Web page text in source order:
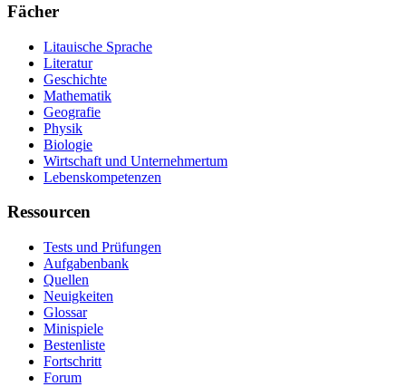
Fächer
Litauische Sprache
Literatur
Geschichte
Mathematik
Geografie
Physik
Biologie
Wirtschaft und Unternehmertum
Lebenskompetenzen
Ressourcen
Tests und Prüfungen
Aufgabenbank
Quellen
Neuigkeiten
Glossar
Minispiele
Bestenliste
Fortschritt
Forum